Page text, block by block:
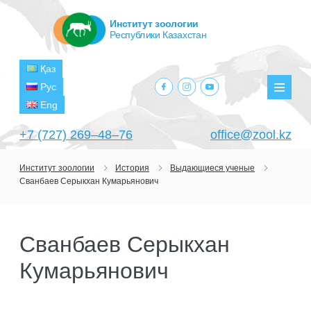
+7 (727) 269‒48‒76 office@zool.kz
Қаз
Рус
Eng
facebook.com
instagram.com
youtube.com
Институт зоологии
Республики Казахстан
ГЛАВНАЯ
ЦЕЛИ И ЗАДАЧИ
РУКОВОДСТВО
ПОДРАЗДЕЛЕНИЯ
ЛАБОРАТОРИИ
ПРОЕКТЫ
Институт зоологии История
Выдающиеся ученые
Сванбаев Серыкхан Кумарьянович
Сванбаев Серыкхан
Кумарьянович